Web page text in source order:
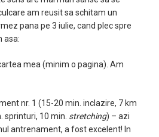
am reusit sa schitam un
pana pe 3 iulie, cand plec spre
asa:
mea (minim o pagina). Am
nr. 1 (15-20 min. inclazire, 7 km
sprinturi, 10 min. stretching) – azi
antrenament, a fost excelent! In